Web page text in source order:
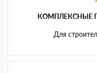
КОМПЛЕКСНЫЕ
Для